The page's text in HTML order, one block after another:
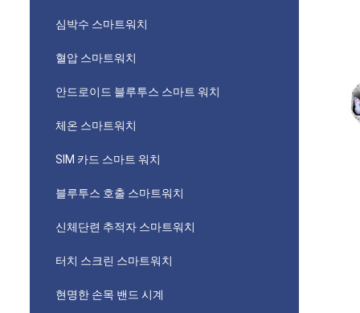
심박수 스마트워치
혈압 스마트워치
안드로이드 블루투스 스마트 워치
체온 스마트워치
SIM 카드 스마트 워치
블루투스 호출 스마트워치
신체단련 추적자 스마트워치
터치 스크린 스마트워치
현명한 손목 밴드 시계